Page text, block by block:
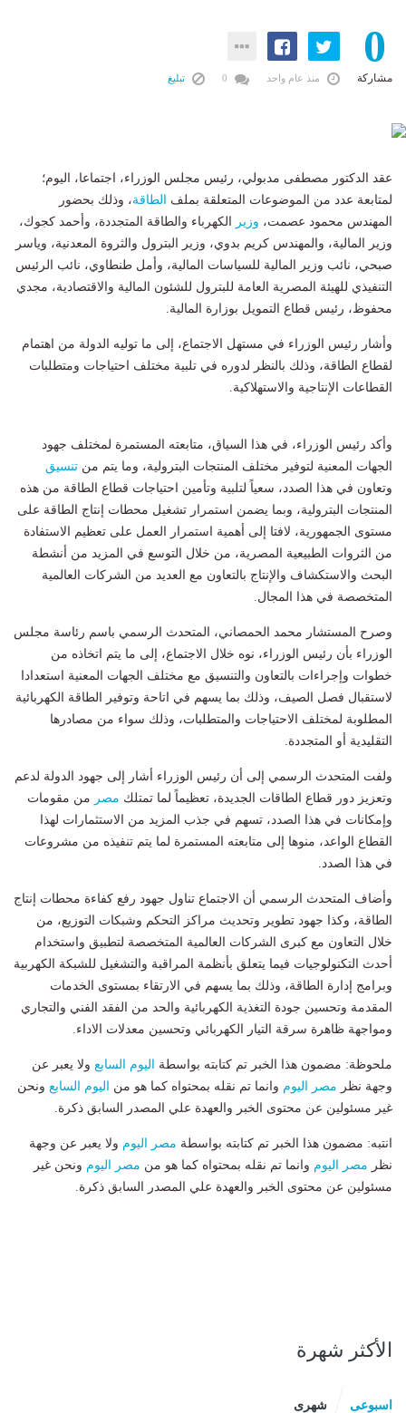
0
مشاركة منذ عام واحد تبليغ
عقد الدكتور مصطفى مدبولي، رئيس مجلس الوزراء، اجتماعا، اليوم؛
لمتابعة عدد من الموضوعات المتعلقة بملف الطاقة، وذلك بحضور
المهندس محمود عصمت، وزير الكهرباء والطاقة المتجددة، وأحمد كجوك،
وزير المالية، والمهندس كريم بدوي، وزير البترول والثروة المعدنية، وياسر
صبحي، نائب وزير المالية للسياسات المالية، وأمل طنطاوي، نائب الرئيس
التنفيذي للهيئة المصرية العامة للبترول للشئون المالية والاقتصادية، مجدي
محفوظ، رئيس قطاع التمويل بوزارة المالية.
وأشار رئيس الوزراء في مستهل الاجتماع، إلى ما توليه الدولة من اهتمام
لقطاع الطاقة، وذلك بالنظر لدوره في تلبية مختلف احتياجات ومتطلبات
القطاعات الإنتاجية والاستهلاكية.
وأكد رئيس الوزراء، في هذا السياق، متابعته المستمرة لمختلف جهود
الجهات المعنية لتوفير مختلف المنتجات البترولية، وما يتم من تنسيق
وتعاون في هذا الصدد، سعياً لتلبية وتأمين احتياجات قطاع الطاقة من هذه
المنتجات البترولية، وبما يضمن استمرار تشغيل محطات إنتاج الطاقة على
مستوى الجمهورية، لافتا إلى أهمية استمرار العمل على تعظيم الاستفادة
من الثروات الطبيعية المصرية، من خلال التوسع في المزيد من أنشطة
البحث والاستكشاف والإنتاج بالتعاون مع العديد من الشركات العالمية
المتخصصة في هذا المجال.
وصرح المستشار محمد الحمصاني، المتحدث الرسمي باسم رئاسة مجلس
الوزراء بأن رئيس الوزراء، نوه خلال الاجتماع، إلى ما يتم اتخاذه من
خطوات وإجراءات بالتعاون والتنسيق مع مختلف الجهات المعنية استعدادا
لاستقبال فصل الصيف، وذلك بما يسهم في اتاحة وتوفير الطاقة الكهربائية
المطلوبة لمختلف الاحتياجات والمتطلبات، وذلك سواء من مصادرها
التقليدية أو المتجددة.
ولفت المتحدث الرسمي إلى أن رئيس الوزراء أشار إلى جهود الدولة لدعم
وتعزيز دور قطاع الطاقات الجديدة، تعظيماً لما تمتلك مصر من مقومات
وإمكانات في هذا الصدد، تسهم في جذب المزيد من الاستثمارات لهذا
القطاع الواعد، منوها إلى متابعته المستمرة لما يتم تنفيذه من مشروعات
في هذا الصدد.
وأضاف المتحدث الرسمي أن الاجتماع تناول جهود رفع كفاءة محطات إنتاج
الطاقة، وكذا جهود تطوير وتحديث مراكز التحكم وشبكات التوزيع، من
خلال التعاون مع كبرى الشركات العالمية المتخصصة لتطبيق واستخدام
أحدث التكنولوجيات فيما يتعلق بأنظمة المراقبة والتشغيل للشبكة الكهربية
وبرامج إدارة الطاقة، وذلك بما يسهم في الارتقاء بمستوى الخدمات
المقدمة وتحسين جودة التغذية الكهربائية والحد من الفقد الفني والتجاري
ومواجهة ظاهرة سرقة التيار الكهربائي وتحسين معدلات الاداء.
ملحوظة: مضمون هذا الخبر تم كتابته بواسطة اليوم السابع ولا يعبر عن
وجهة نظر مصر اليوم وانما تم نقله بمحتواه كما هو من اليوم السابع ونحن
غير مسئولين عن محتوى الخبر والعهدة علي المصدر السابق ذكرة.
انتبه: مضمون هذا الخبر تم كتابته بواسطة مصر اليوم ولا يعبر عن وجهة
نظر مصر اليوم وانما تم نقله بمحتواه كما هو من مصر اليوم ونحن غير
مسئولين عن محتوى الخبر والعهدة علي المصدر السابق ذكرة.
الأكثر شهرة
اسبوعى شهرى